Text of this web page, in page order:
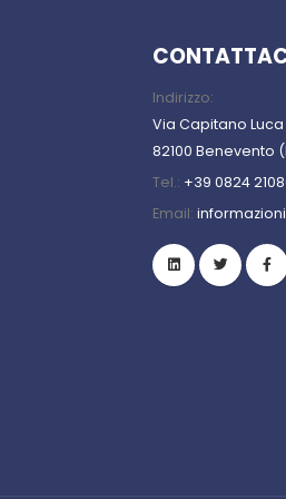
Indirizzo:
Via Capitano
82100 Benevento
Tel.: +39 0824
Email: